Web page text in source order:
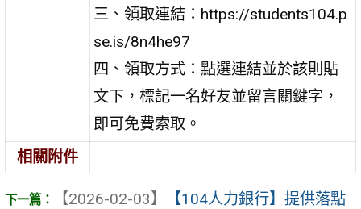
三、領取連結：https://students104.p
se.is/8n4he97
四、領取方式：點選連結並於該則貼
文下，標記一名好友並留言關鍵字，
即可免費索取。
相關附件
【2026-02-03】
【104人力銀行】提供落點